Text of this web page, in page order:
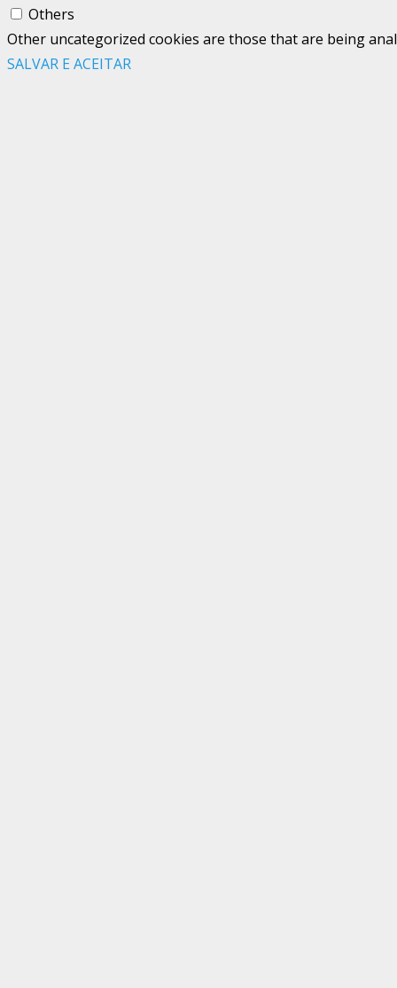
Others
Other uncategorized cookies are those that are being
SALVAR E ACEITAR